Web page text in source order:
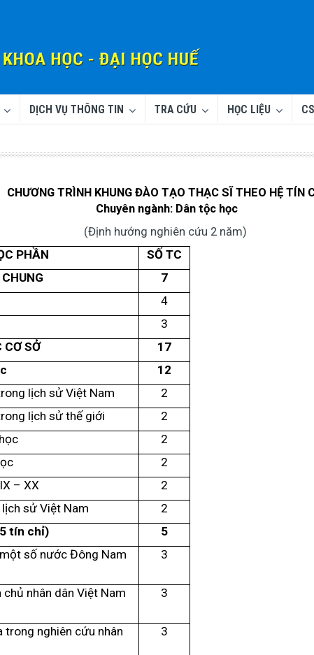
DỊCH VỤ THÔNG TIN TRA CỨU HỌC LIỆU
CHƯƠNG TRÌNH KHUNG ĐÀO TẠO THẠC SĨ THEO HỆ TÍN
Chuyên ngành: Dân tộc học
(Định hướng nghiên cứu 2 năm)
PHẦN
SỐ TC
7
4
3
CƠ SỞ
17
12
lịch sử Việt Nam
2
lịch sử thế giới
2
2
2
– XX
2
sử Việt Nam
2
tín chỉ)
5
số nước Đông Nam
3
nhân dân Việt Nam
3
trong nghiên cứu nhân
3